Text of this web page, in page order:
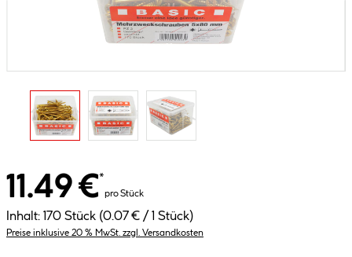
11.49 €*
pro Stück
Inhalt: 170 Stück (0.07 € / 1 Stück)
Preise inklusive 20 % MwSt. zzgl. Versandkosten